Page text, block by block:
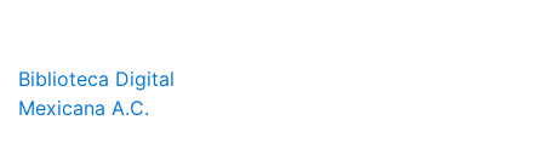
Biblioteca Digital
Mexicana A.C.